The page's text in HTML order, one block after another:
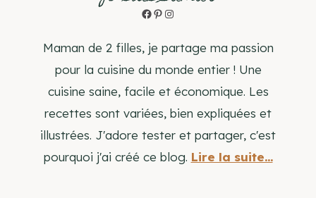
Facebook
Pinterest
Instagram
Maman de 2 filles, je partage ma passion
pour la cuisine du monde entier ! Une
cuisine saine, facile et économique. Les
recettes sont variées, bien expliquées et
illustrées. J'adore tester et partager, c'est
pourquoi j'ai créé ce blog. Lire la suite...